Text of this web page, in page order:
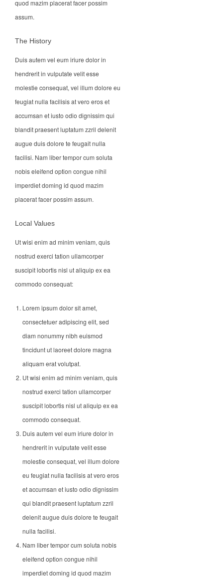
quod mazim placerat facer possim
assum.
The History
Duis autem vel eum iriure dolor in
hendrerit in vulputate velit esse
molestie consequat, vel illum dolore eu
feugiat nulla facilisis at vero eros et
accumsan et iusto odio dignissim qui
blandit praesent luptatum zzril delenit
augue duis dolore te feugait nulla
facilisi. Nam liber tempor cum soluta
nobis eleifend option congue nihil
imperdiet doming id quod mazim
placerat facer possim assum.
Local Values
Ut wisi enim ad minim veniam, quis
nostrud exerci tation ullamcorper
suscipit lobortis nisl ut aliquip ex ea
commodo consequat:
Lorem ipsum dolor sit amet,
consectetuer adipiscing elit, sed
diam nonummy nibh euismod
tincidunt ut laoreet dolore magna
aliquam erat volutpat.
Ut wisi enim ad minim veniam, quis
nostrud exerci tation ullamcorper
suscipit lobortis nisl ut aliquip ex ea
commodo consequat.
Duis autem vel eum iriure dolor in
hendrerit in vulputate velit esse
molestie consequat, vel illum dolore
eu feugiat nulla facilisis at vero eros
et accumsan et iusto odio dignissim
qui blandit praesent luptatum zzril
delenit augue duis dolore te feugait
nulla facilisi.
Nam liber tempor cum soluta nobis
eleifend option congue nihil
imperdiet doming id quod mazim